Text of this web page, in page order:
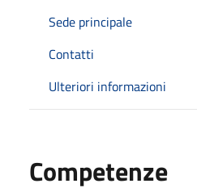
Sede principale
Contatti
Ulteriori informazioni
Competenze